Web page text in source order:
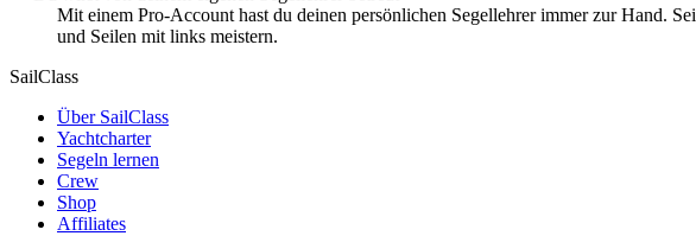
Mit einem Pro-Account hast du deinen persönlichen Segellehrer immer zur Hand.
und Seilen mit links meistern.
SailClass
Über SailClass
Yachtcharter
Segeln lernen
Crew
Shop
Affiliates